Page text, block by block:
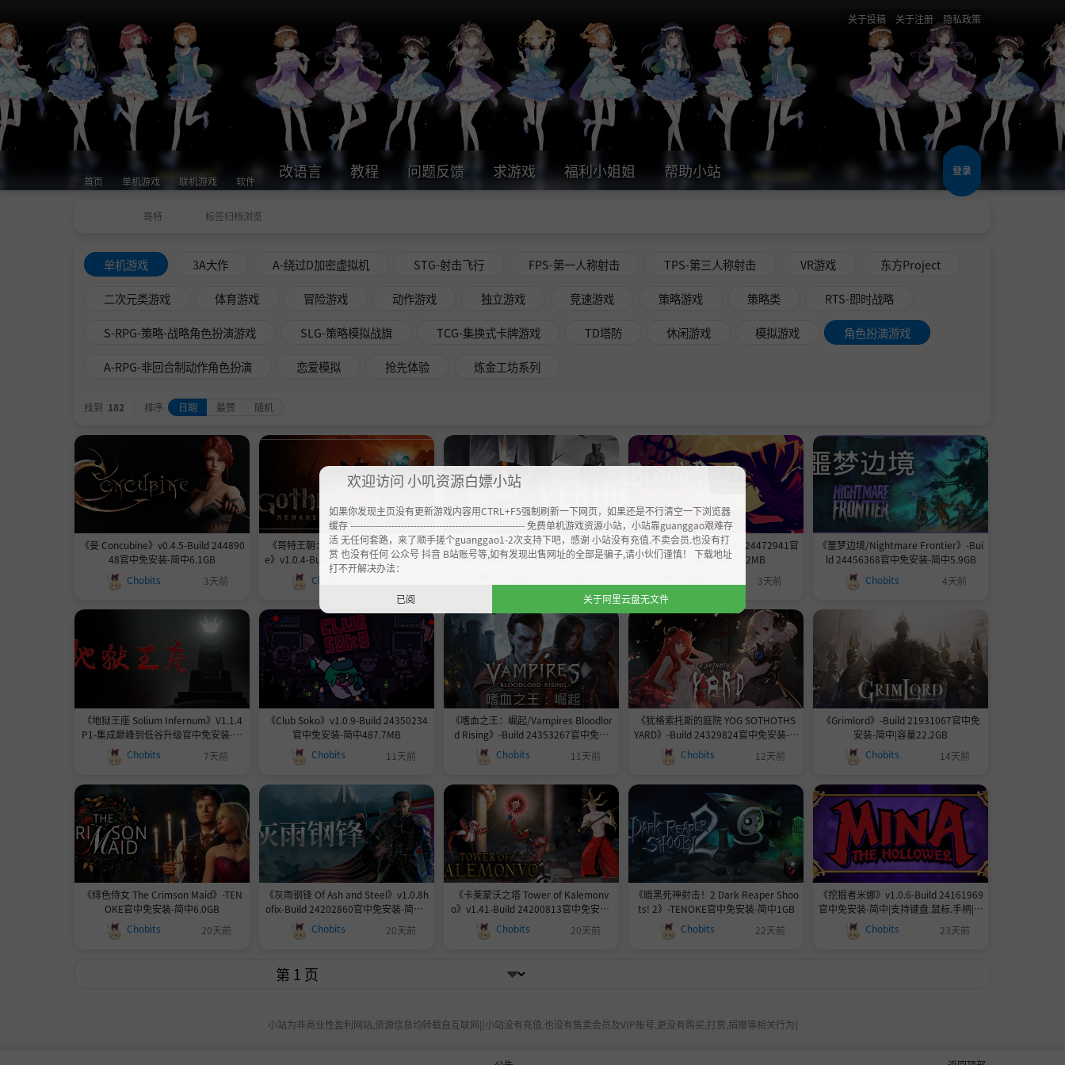
关于投稿 关于注册 隐私政策
首页 单机游戏 联机游戏 软件
改语言 教程 问题反馈 求游戏 福利小姐姐 帮助小站 登录
哥特 标签归档浏览
单机游戏 3A大作 A-绕过D加密虚拟机 STG-射击飞行 FPS-第一人称射击 TPS-第三人称射击 VR游戏 东方Project
二次元类游戏 体育游戏 冒险游戏 动作游戏 独立游戏 竞速游戏 策略游戏 策略类 RTS-即时战略
S-RPG-策略-战略角色扮演游戏 SLG-策略模拟战旗 TCG-集换式卡牌游戏 TD塔防 休闲游戏 模拟游戏 角色扮演游戏
A-RPG-非回合制动作角色扮演 恋爱模拟 抢先体验 炼金工坊系列
找到 182 排序 日期 最赞 随机
《妾 Concubine》v0.4.5-Build 244890
48官中免安装-简中6.1GB
Chobits
3天前
《哥特王朝：重制版 Gothic 1 Remak
e》v1.0.4-Build 24340829官中免安装-
简中35.7GB
Chobits
《维霍：面具诅咒 Verho - Curse of Fa
ces》-Build 21853371官中免安装-简
《血涌不息》v0.3.6-Build 24472941官
中免安装-简中351.2MB
3天前
《噩梦边境/Nightmare Frontier》-Bui
ld 24456368官中免安装-简中5.9GB
Chobits
4天前
《地狱王座 Solium Infernum》V1.1.4
P1-集成巅峰到低谷升级官中免安装-简
中|容量5.11GB
Chobits 7天前
《Club Soko》v1.0.9-Build 24350234
官中免安装-简中487.7MB
Chobits
11天前
《嗜血之王：崛起/Vampires Bloodlor
d Rising》-Build 24353267官中免安
装-简中19.9GB
Chobits 11天前
《犹格索托斯的庭院 YOG SOTHOTHS
YARD》-Build 24329824官中免安装-简
中|容量2.17GB
Chobits 12天前
《Grimlord》-Build 21931067官中免
安装-简中|容量22.2GB
Chobits
14天前
《绯色侍女 The Crimson Maid》-TEN
OKE官中免安装-简中6.0GB
Chobits
20天前
《灰雨钢锋 Of Ash and Steel》v1.0.8h
ofix-Build 24202860官中免安装-简中1
3.4GB
Chobits 20天前
《卡莱蒙沃之塔 Tower of Kalemonv
o》v1.41-Build 24200813官中免安装-
简中2.6GB
Chobits 20天前
《暗黑死神射击！2 Dark Reaper Shoo
ts! 2》-TENOKE官中免安装-简中1GB
Chobits
22天前
《挖掘者米娜》v1.0.6-Build 24161969
官中免安装-简中|支持键盘.鼠标.手柄|容
量852.9MB
Chobits 23天前
小站为非商业性盈利网站,资源信息均转载自互联网|[小站没有充值.也没有售卖会员及VIP账号.更没有购买,打赏,捐赠等相关行为]
欢迎访问 小叽资源白嫖小站
如果你发现主页没有更新游戏内容用CTRL+F5强制刷新一下网页，如果还是不行清空一下浏览器
缓存 ------------------------------------------------------- 免费单机游戏资源小站，小站靠guanggao艰难存
活 无任何套路，来了顺手搓个guanggao1-2次支持下吧，感谢 小站没有充值.不卖会员.也没有打
赏 也没有任何 公众号 抖音 B站账号等,如有发现出售网址的全部是骗子,请小伙们谨慎！ 下载地址
打不开解决办法：
已阅 关于阿里云盘无文件